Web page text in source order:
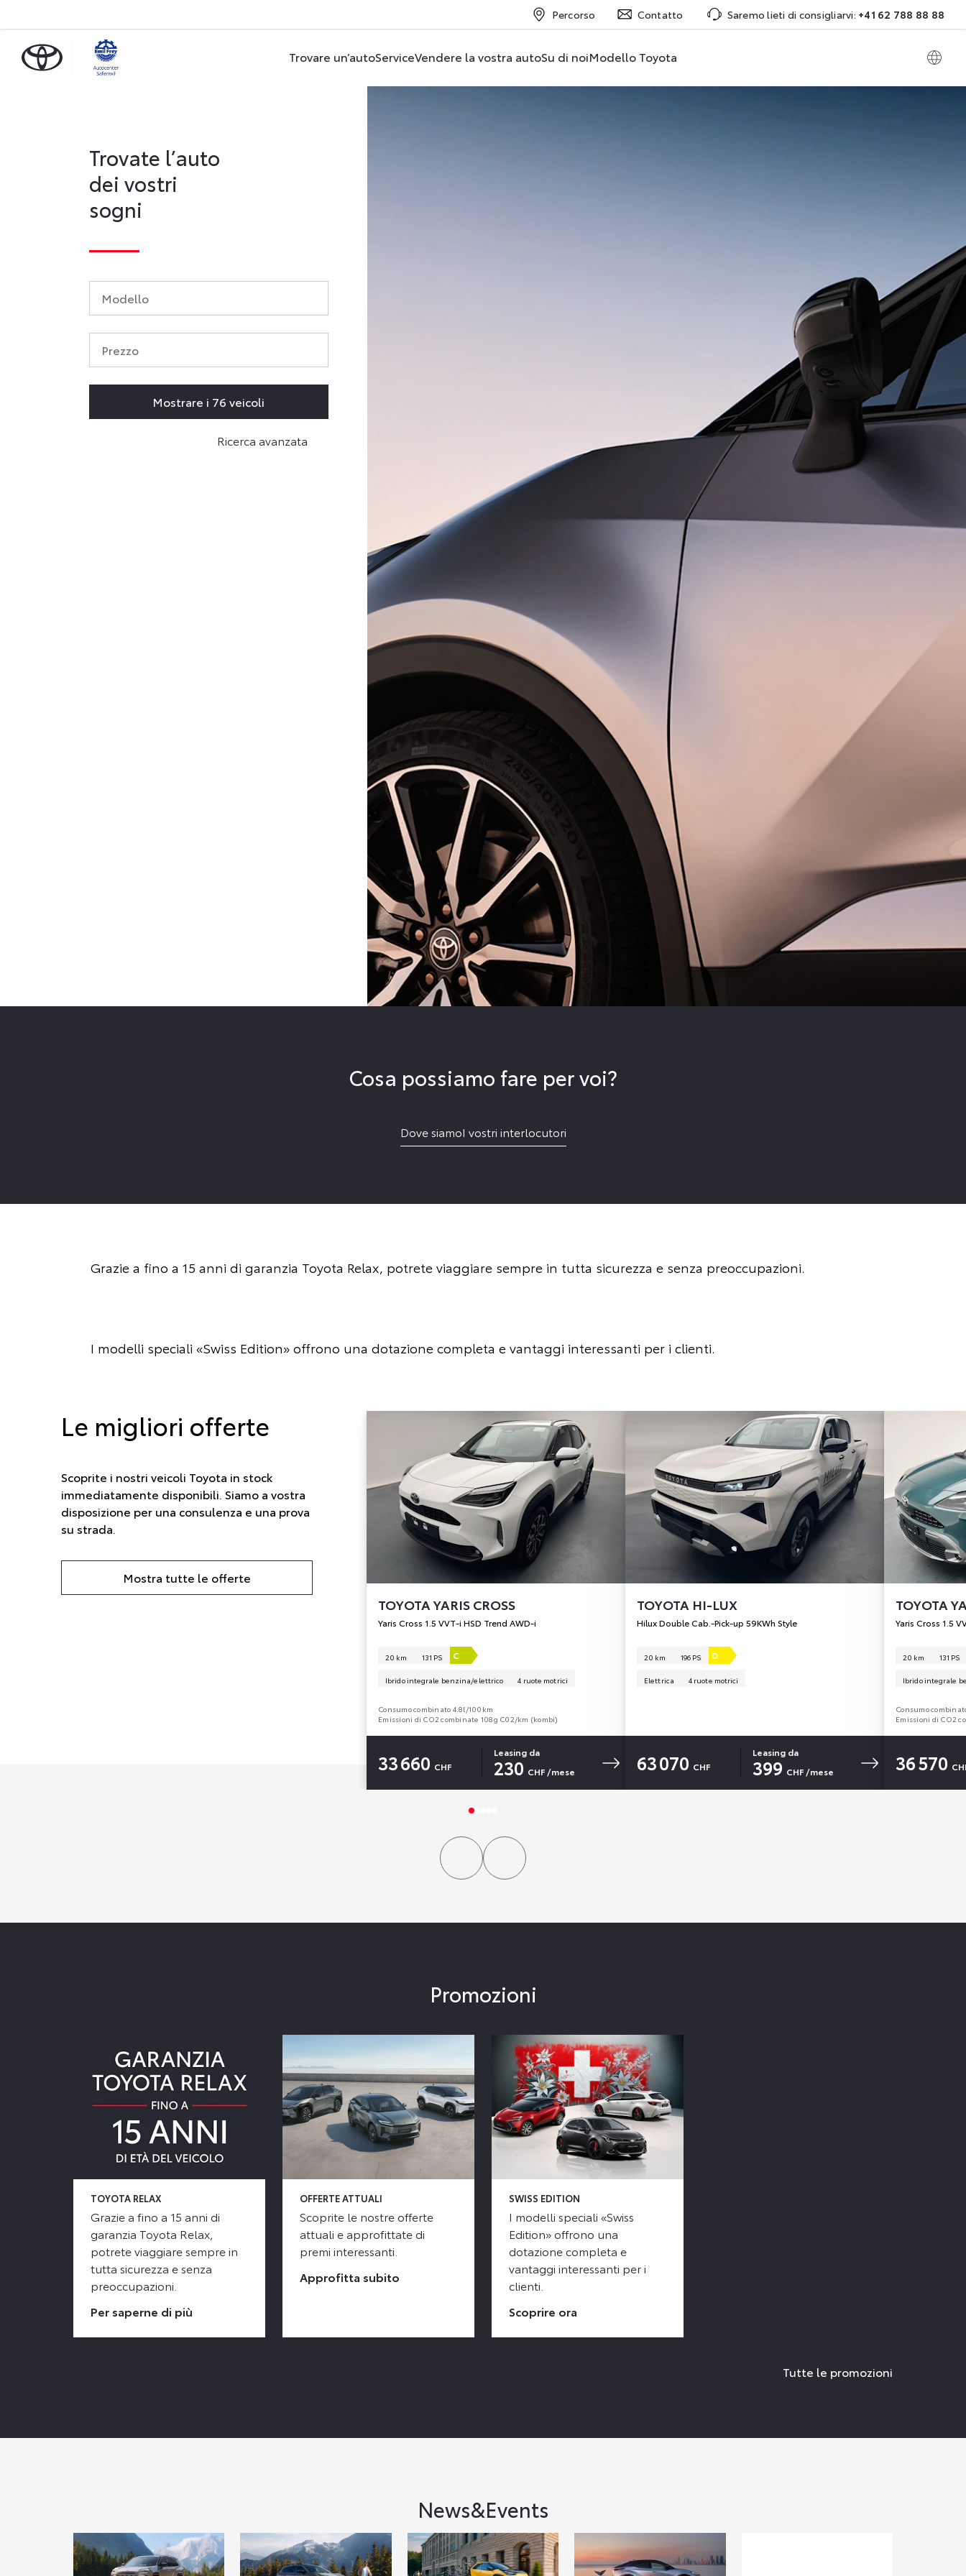
Percorso Contatto Saremo lieti di consigliarvi: +41 62 788 88 88
Trovare un’autoServiceVendere la vostra autoSu di noiModello Toyota
Trovate l’auto
dei vostri
sogni
Modello
Prezzo
Mostrare i 76 veicoli
Ricerca avanzata
Cosa possiamo fare per voi?
Dove siamoI vostri interlocutori
Grazie a fino a 15 anni di garanzia Toyota Relax, potrete viaggiare sempre in tutta sicurezza e senza preoccupazioni.
I modelli speciali «Swiss Edition» offrono una dotazione completa e vantaggi interessanti per i clienti.
Le migliori offerte
Scoprite i nostri veicoli Toyota in stock
immediatamente disponibili. Siamo a vostra
disposizione per una consulenza e una prova
su strada.
Mostra tutte le offerte
TOYOTAYARIS CROSS
Yaris Cross 1.5 VVT-i HSD Trend AWD-i
20 km 131 PS C
Ibrido integrale benzina/elettrico 4 ruote motrici
Consumo combinato 4.8l/100km
Emissioni di CO2 combinate 108g C02/km (kombi)
33 660 CHF
Leasing da
230 CHF /mese
TOYOTA HI-LUX
Hilux Double Cab.-Pick-up 59KWh Style
20 km 196 PS D
Elettrica 4 ruote motrici
63 070 CHF
Leasing da
399 CHF /mese
TOYOTA
Yaris Cross 1.5
20 km 131 PS
Ibrido integrale
Consumo
Emissioni di CO2
36 570
Promozioni
TOYOTA RELAX
Grazie a fino a 15 anni di
garanzia Toyota Relax,
potrete viaggiare sempre in
tutta sicurezza e senza
preoccupazioni.
Per saperne di più
OFFERTE ATTUALI
Scoprite le nostre offerte
attuali e approfittate di
premi interessanti.
Approfitta subito
SWISS EDITION
I modelli speciali «Swiss
Edition» offrono una
dotazione completa e
vantaggi interessanti per i
clienti.
Scoprire ora
Tutte le promozioni
News&Events